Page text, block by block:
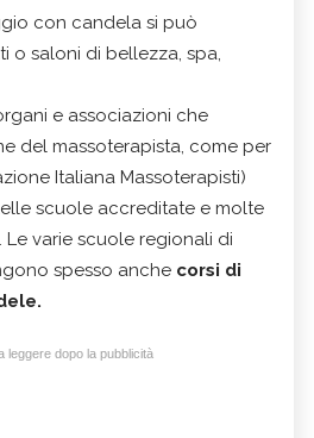
con candela si può
o saloni di bellezza, spa,
e associazioni che
del massoterapista, come per
Italiana Massoterapisti)
scuole accreditate e molte
Le varie scuole regionali di
spesso anche corsi di
leggere dopo la pubblicità